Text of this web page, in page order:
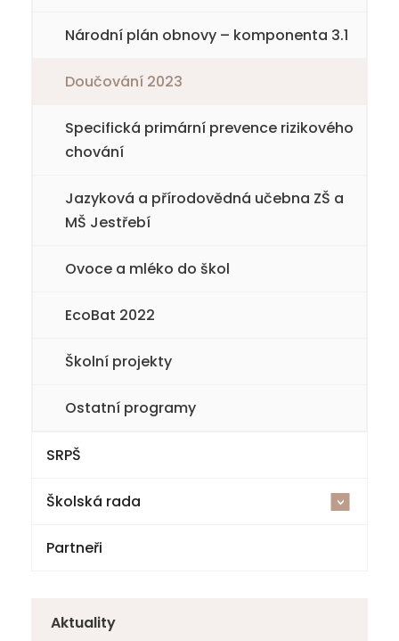
4. třída
5. třída
6. třída
8. třída
9. třída
Národní plán obnovy – komponenta 3.1
Doučování 2023
Specifická primární prevence rizikového
chování
Jazyková a přírodovědná učebna ZŠ a
MŠ Jestřebí
Ovoce a mléko do škol
EcoBat 2022
Školní projekty
Ostatní programy
SRPŠ
Školská rada <
Volby
Partneři
Aktuality